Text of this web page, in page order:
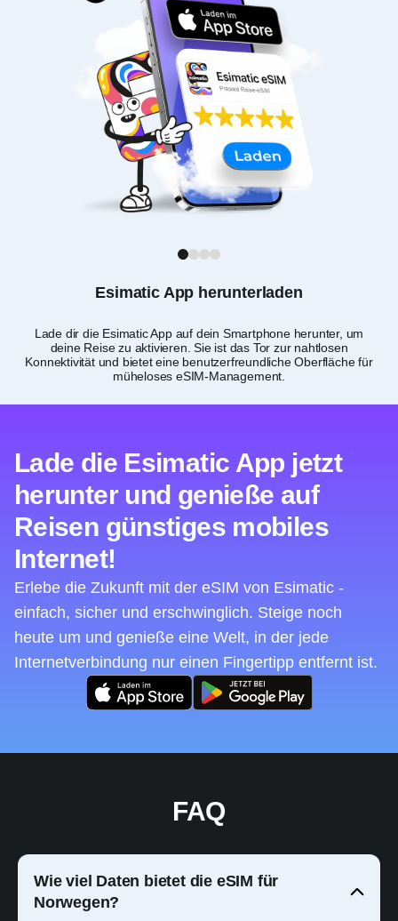
Esimatic App herunterladen
Lade dir die Esimatic App auf dein Smartphone herunter, um
deine Reise zu aktivieren. Sie ist das Tor zur nahtlosen
Konnektivität und bietet eine benutzerfreundliche Oberfläche für
müheloses eSIM-Management.
1 2 3 4
Lade die Esimatic App jetzt
herunter und genieße auf
Reisen günstiges mobiles
Internet!
Erlebe die Zukunft mit der eSIM von Esimatic -
einfach, sicher und erschwinglich. Steige noch
heute um und genieße eine Welt, in der jede
Internetverbindung nur einen Fingertipp entfernt ist.
FAQ
Wie viel Daten bietet die eSIM für
Norwegen?